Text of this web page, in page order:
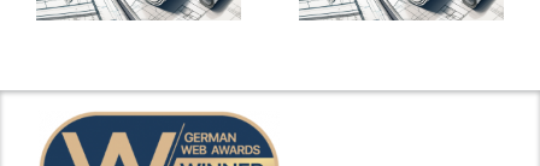
Gehälter
Gehälter